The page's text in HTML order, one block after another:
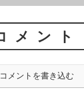
メント
コメントを書き込む